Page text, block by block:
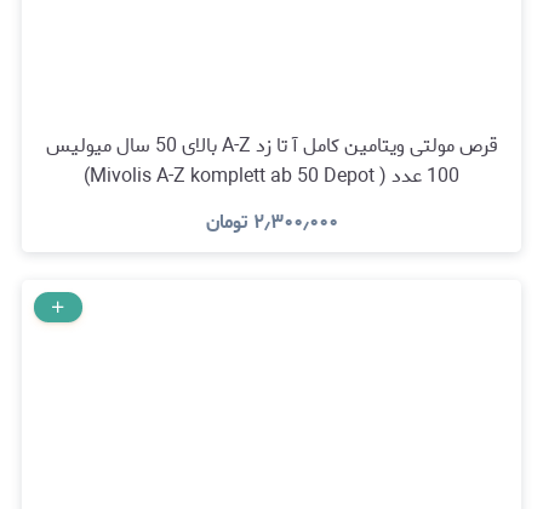
قرص مولتی ویتامین کامل آ تا زد A-Z بالای 50 سال میولیس
100 عدد ( Mivolis A-Z komplett ab 50 Depot)
۲٫۳۰۰٫۰۰۰ تومان